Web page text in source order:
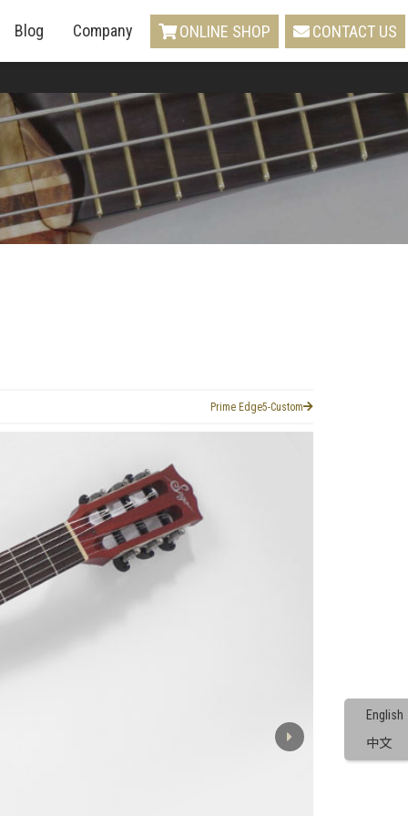
Blog Company ONLINE SHOP CONTACT US
English
中文
Prime Edge5-Custom